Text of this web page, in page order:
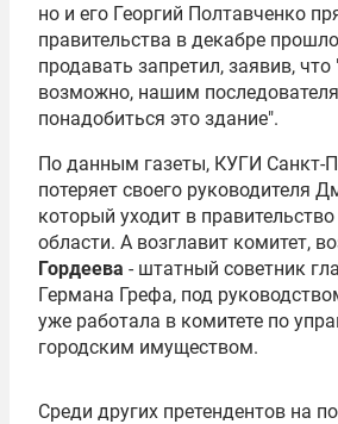
но и его Георгий Полтавченко
правительства в декабре
продавать запретил, заявив, что
возможно, нашим
понадобиться это здание".
По данным газеты, КУГИ Санкт-
потеряет своего руководителя
который уходит в
области. А возглавит комитет,
Гордеева - штатный советник
Германа Грефа, под
уже работала в комитете по
городским имуществом.
Среди других претендентов на